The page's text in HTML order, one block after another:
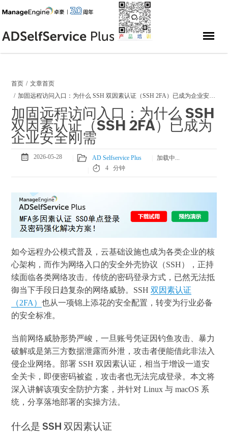
首页
文章首页
加固远程访问入口：为什么 SSH 双因素认证（SSH 2FA）已成为企业安全刚需
加固远程访问入口：为什么 SSH
双因素认证（SSH 2FA）已成为
企业安全刚需
2026-05-28 AD Selfservice Plus
73
4 分钟
如今远程办公模式普及，云基础设施也成为各类企业的核
心架构，而作为网络入口的安全外壳协议（SSH），正持
续面临各类网络攻击。传统的密码登录方式，已然无法抵
御当下手段日趋复杂的网络威胁。SSH双因素认证
（2FA）也从一项锦上添花的安全配置，转变为行业必备
的安全标准。
当前网络威胁形势严峻，一旦账号凭证因钓鱼攻击、暴力
破解或是第三方数据泄露而外泄，攻击者便能借此非法入
侵企业网络。部署 SSH 双因素认证，相当于增设一道安
全关卡，即便密码被盗，攻击者也无法完成登录。本文将
深入讲解该项安全防护方案，并针对 Linux 与 macOS 系
统，分享落地部署的实操方法。
什么是 SSH 双因素认证